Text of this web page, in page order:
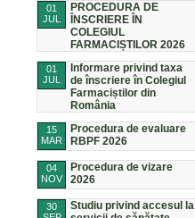
01
JUL
PROCEDURA DE
ÎNSCRIERE ÎN
COLEGIUL
FARMACIȘTILOR 2026
01
JUL
Informare privind taxa
de înscriere în Colegiul
Farmaciștilor din
România
15
MAR
Procedura de evaluare
RBPF 2026
04
NOV
Procedura de vizare
2026
30
Studiu privind accesul la